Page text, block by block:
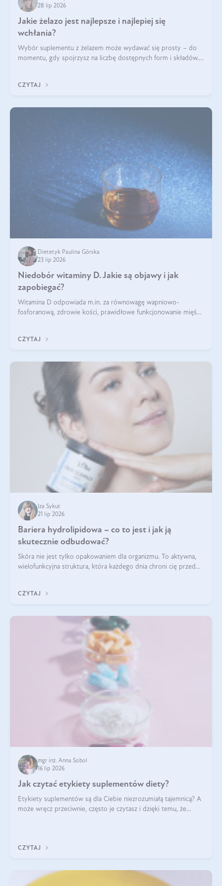
28 lip 2026
Jakie żelazo jest najlepsze i najlepiej się
wchłania?
Wybór suplementu z żelazem może wydawać się prosty – do
momentu, gdy spojrzysz na liczbę dostępnych form i składów.
zawierać suplement?
CZYTAJ
Dietetyk Paulina Górska
23 lip 2026
Niedobór witaminy D. Jakie są objawy i jak
zapobiegać?
Witamina D odpowiada m.in. za równowagę wapniowo-
fosforanową, zdrowie kości, prawidłowe funkcjonowanie mięśni
problemem.
CZYTAJ
Iza Sykut
21 lip 2026
Bariera hydrolipidowa – co to jest i jak ją
skutecznie odbudować?
Skóra nie jest tylko opakowaniem dla organizmu. To aktywna,
wielofunkcyjna struktura, która każdego dnia chroni cię przed
bariera hydrolipidowa.
CZYTAJ
mgr inż. Anna Sobol
16 lip 2026
Jak czytać etykiety suplementów diety?
Etykiety suplementów są dla Ciebie niezrozumiałą tajemnicą? A
może wręcz przeciwnie, często je czytasz i dzięki temu, że
CZYTAJ